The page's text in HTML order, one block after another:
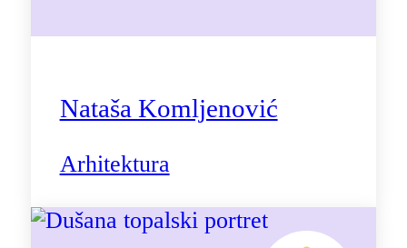
Nataša Komljenović
Arhitektura